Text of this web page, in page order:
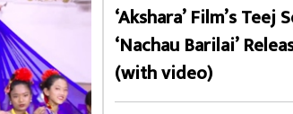
‘Akshara’ Film’s Teej
‘Nachau Barilai’
(with video)